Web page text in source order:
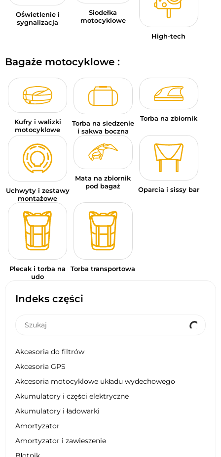
Indeks części
Akcesoria do filtrów
Akcesoria GPS
Akcesoria motocyklowe układu wydechowego
Akumulatory i części elektryczne
Akumulatory i ładowarki
Amortyzator
Amortyzator i zawieszenie
Oświetlenie i
sygnalizacja
Siodełka
motocyklowe
High-tech
Bagaże motocyklowe :
Kufry i walizki
motocyklowe
Torba na siedzenie
i sakwa boczna
Torba na zbiornik
Uchwyty i zestawy
montażowe
Mata na zbiornik
pod bagaż
Oparcia i sissy bar
Plecak i torba na
udo
Torba transportowa